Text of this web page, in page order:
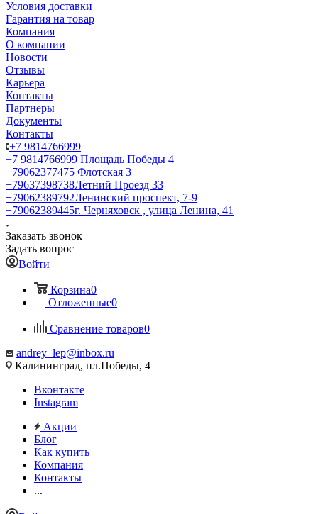
Условия доставки
Гарантия на товар
Компания
О компании
Новости
Отзывы
Карьера
Контакты
Партнеры
Документы
Контакты
+7 9814766999
+7 9814766999 Площадь Победы 4
+79062377475 Флотская 3
+79637398738Летний Проезд 33
+79062389792Ленинский проспект, 7-9
+79062389445г. Черняховск , улица Ленина, 41
Заказать звонок
Задать вопрос
Войти
Корзина0
Отложенные0
Сравнение товаров0
andrey_lep@inbox.ru
Калининград, пл.Победы, 4
Вконтакте
Instagram
Акции
Блог
Как купить
Компания
Контакты
...